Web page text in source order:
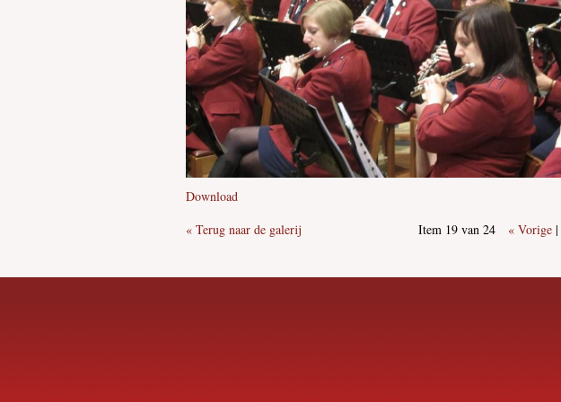
Download
« Terug naar de galerij
Item 19 van 24 « Vorige |